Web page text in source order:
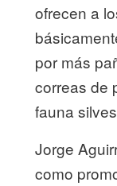
ofrecen a
por más
correas de
fauna
Jorge
como